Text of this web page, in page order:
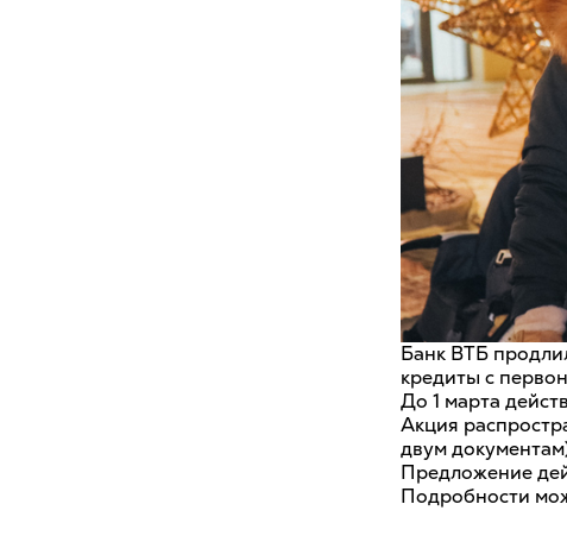
Банк ВТБ
кредиты с
До 1 марта
Акция
двум
Предложение
Подробности